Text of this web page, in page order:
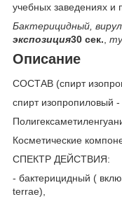
учебных заведениях и
Бактерицидный,
экспозиция30 сек.
Описание
СОСТАВ (спирт
спирт изопропиловый
Косметические
СПЕКТР ДЕЙСТВИЯ:
- бактерицидный (
terrae),